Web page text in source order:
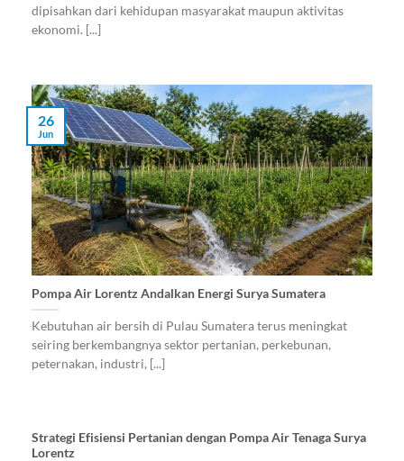
dipisahkan dari kehidupan masyarakat maupun aktivitas
ekonomi. [...]
Pompa Air Lorentz Andalkan Energi Surya Sumatera
Kebutuhan air bersih di Pulau Sumatera terus meningkat
seiring berkembangnya sektor pertanian, perkebunan,
peternakan, industri, [...]
26
Jun
Strategi Efisiensi Pertanian dengan Pompa Air Tenaga Surya
Lorentz